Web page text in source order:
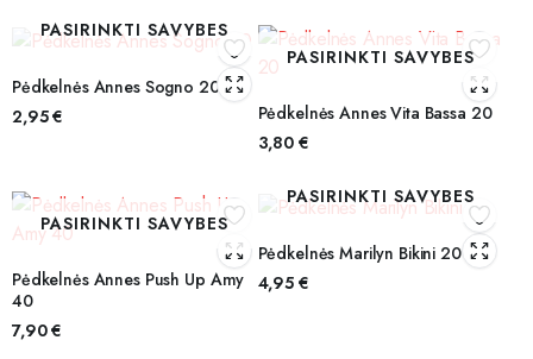
PASIRINKTI SAVYBES
Pėdkelnės Annes Sogno 20
2,95€
PASIRINKTI SAVYBES
Pėdkelnės Annes Vita Bassa 20
3,80 €
PASIRINKTI SAVYBES
Pėdkelnės Annes Push Up Amy
40
7,90€
PASIRINKTI SAVYBES
Pėdkelnės Marilyn Bikini 20
4,95 €